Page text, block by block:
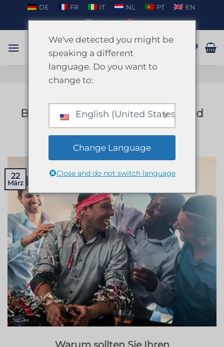
springen
DE FR IT NL PT
EN
EN_US
DA
GESPRÄCH AUF WHATSAPP
Barcelona Junggesellenabschied
22
März
We've detected you might be
speaking a different
language. Do you want to
change to:
English (United States)
Change Language
Close and do not switch language